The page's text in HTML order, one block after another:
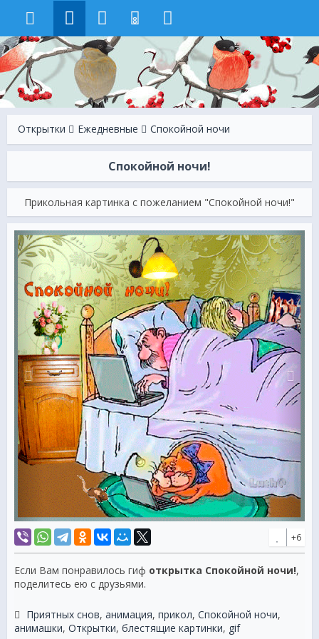
8
Открытки Ежeдневные Спокойной ночи
Спокойной ночи!
Прикольная картинка с пожеланием "Спокойной ночи!"
+6
Если Вам понравилось гиф открытка Спокойной ночи!,
поделитесь ею с друзьями.
Приятных снов, анимация, прикол, Спокойной ночи,
анимашки, Открытки, блестящие картинки, gif